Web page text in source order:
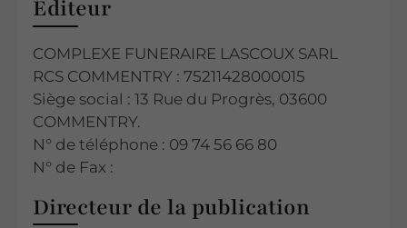
Éditeur
COMPLEXE FUNERAIRE LASCOUX SARL
RCS COMMENTRY : 75211428000015
Siège social : 13 Rue du Progrès, 03600
COMMENTRY.
N° de téléphone : 09 74 56 66 80
N° de Fax :
Directeur de la publication